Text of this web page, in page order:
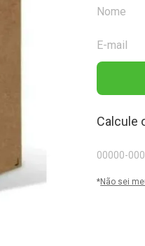
Calcule
*Não sei